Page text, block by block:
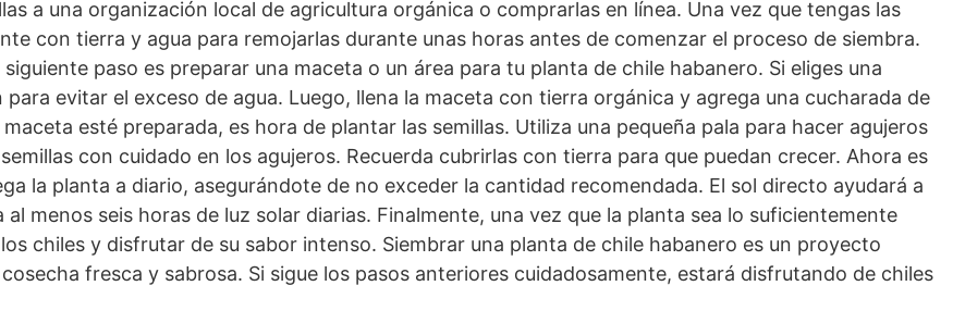
a una organización local de agricultura orgánica o comprarlas en línea. Una vez que tengas las
con tierra y agua para remojarlas durante unas horas antes de comenzar el proceso de siembra.
paso es preparar una maceta o un área para tu planta de chile habanero. Si eliges una
evitar el exceso de agua. Luego, llena la maceta con tierra orgánica y agrega una cucharada de
esté preparada, es hora de plantar las semillas. Utiliza una pequeña pala para hacer agujeros
con cuidado en los agujeros. Recuerda cubrirlas con tierra para que puedan crecer. Ahora es
la planta a diario, asegurándote de no exceder la cantidad recomendada. El sol directo ayudará a
menos seis horas de luz solar diarias. Finalmente, una vez que la planta sea lo suficientemente
chiles y disfrutar de su sabor intenso. Siembrar una planta de chile habanero es un proyecto
fresca y sabrosa. Si sigue los pasos anteriores cuidadosamente, estará disfrutando de chiles